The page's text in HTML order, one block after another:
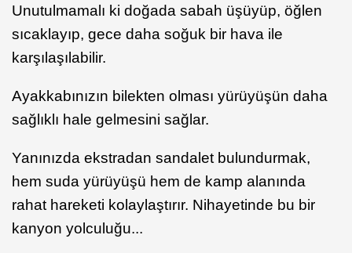
Unutulmamalı ki doğada sabah üşüyüp, öğlen
sıcaklayıp, gece daha soğuk bir hava ile
karşılaşılabilir.
Ayakkabınızın bilekten olması yürüyüşün daha
sağlıklı hale gelmesini sağlar.
Yanınızda ekstradan sandalet bulundurmak,
hem suda yürüyüşü hem de kamp alanında
rahat hareketi kolaylaştırır. Nihayetinde bu bir
kanyon yolculuğu...